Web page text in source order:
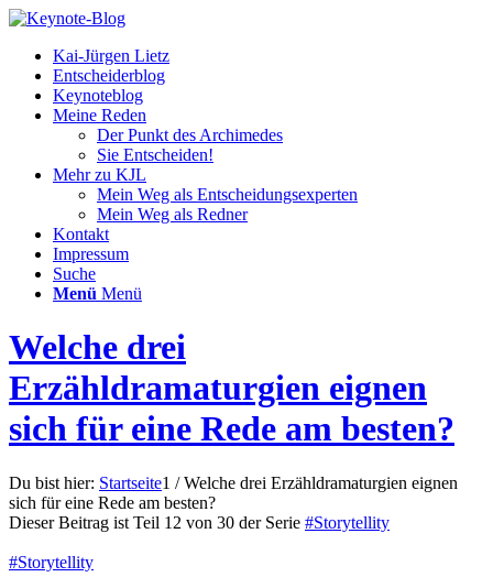
Kai-Jürgen Lietz
Entscheiderblog
Keynoteblog
Meine Reden
Der Punkt des Archimedes
Sie Entscheiden!
Mehr zu KJL
Mein Weg als Entscheidungsexperten
Mein Weg als Redner
Kontakt
Impressum
Suche
Menü Menü
Welche drei
Erzähldramaturgien eignen
sich für eine Rede am besten?
Du bist hier: Startseite1 / Welche drei Erzähldramaturgien eignen
sich für eine Rede am besten?
Dieser Beitrag ist Teil 12 von 30 der Serie #Storytellity
#Storytellity